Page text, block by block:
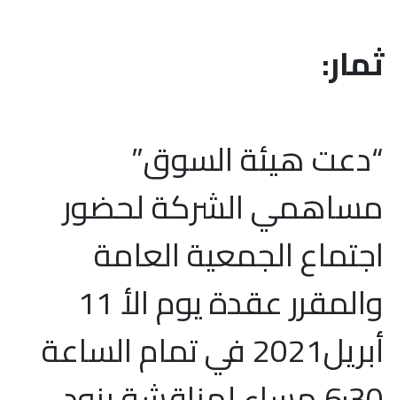
ثمار:
“دعت هيئة السوق”
مساهمي الشركة لحضور
اجتماع الجمعية العامة
والمقرر عقدة يوم الأ 11
أبريل2021 في تمام الساعة